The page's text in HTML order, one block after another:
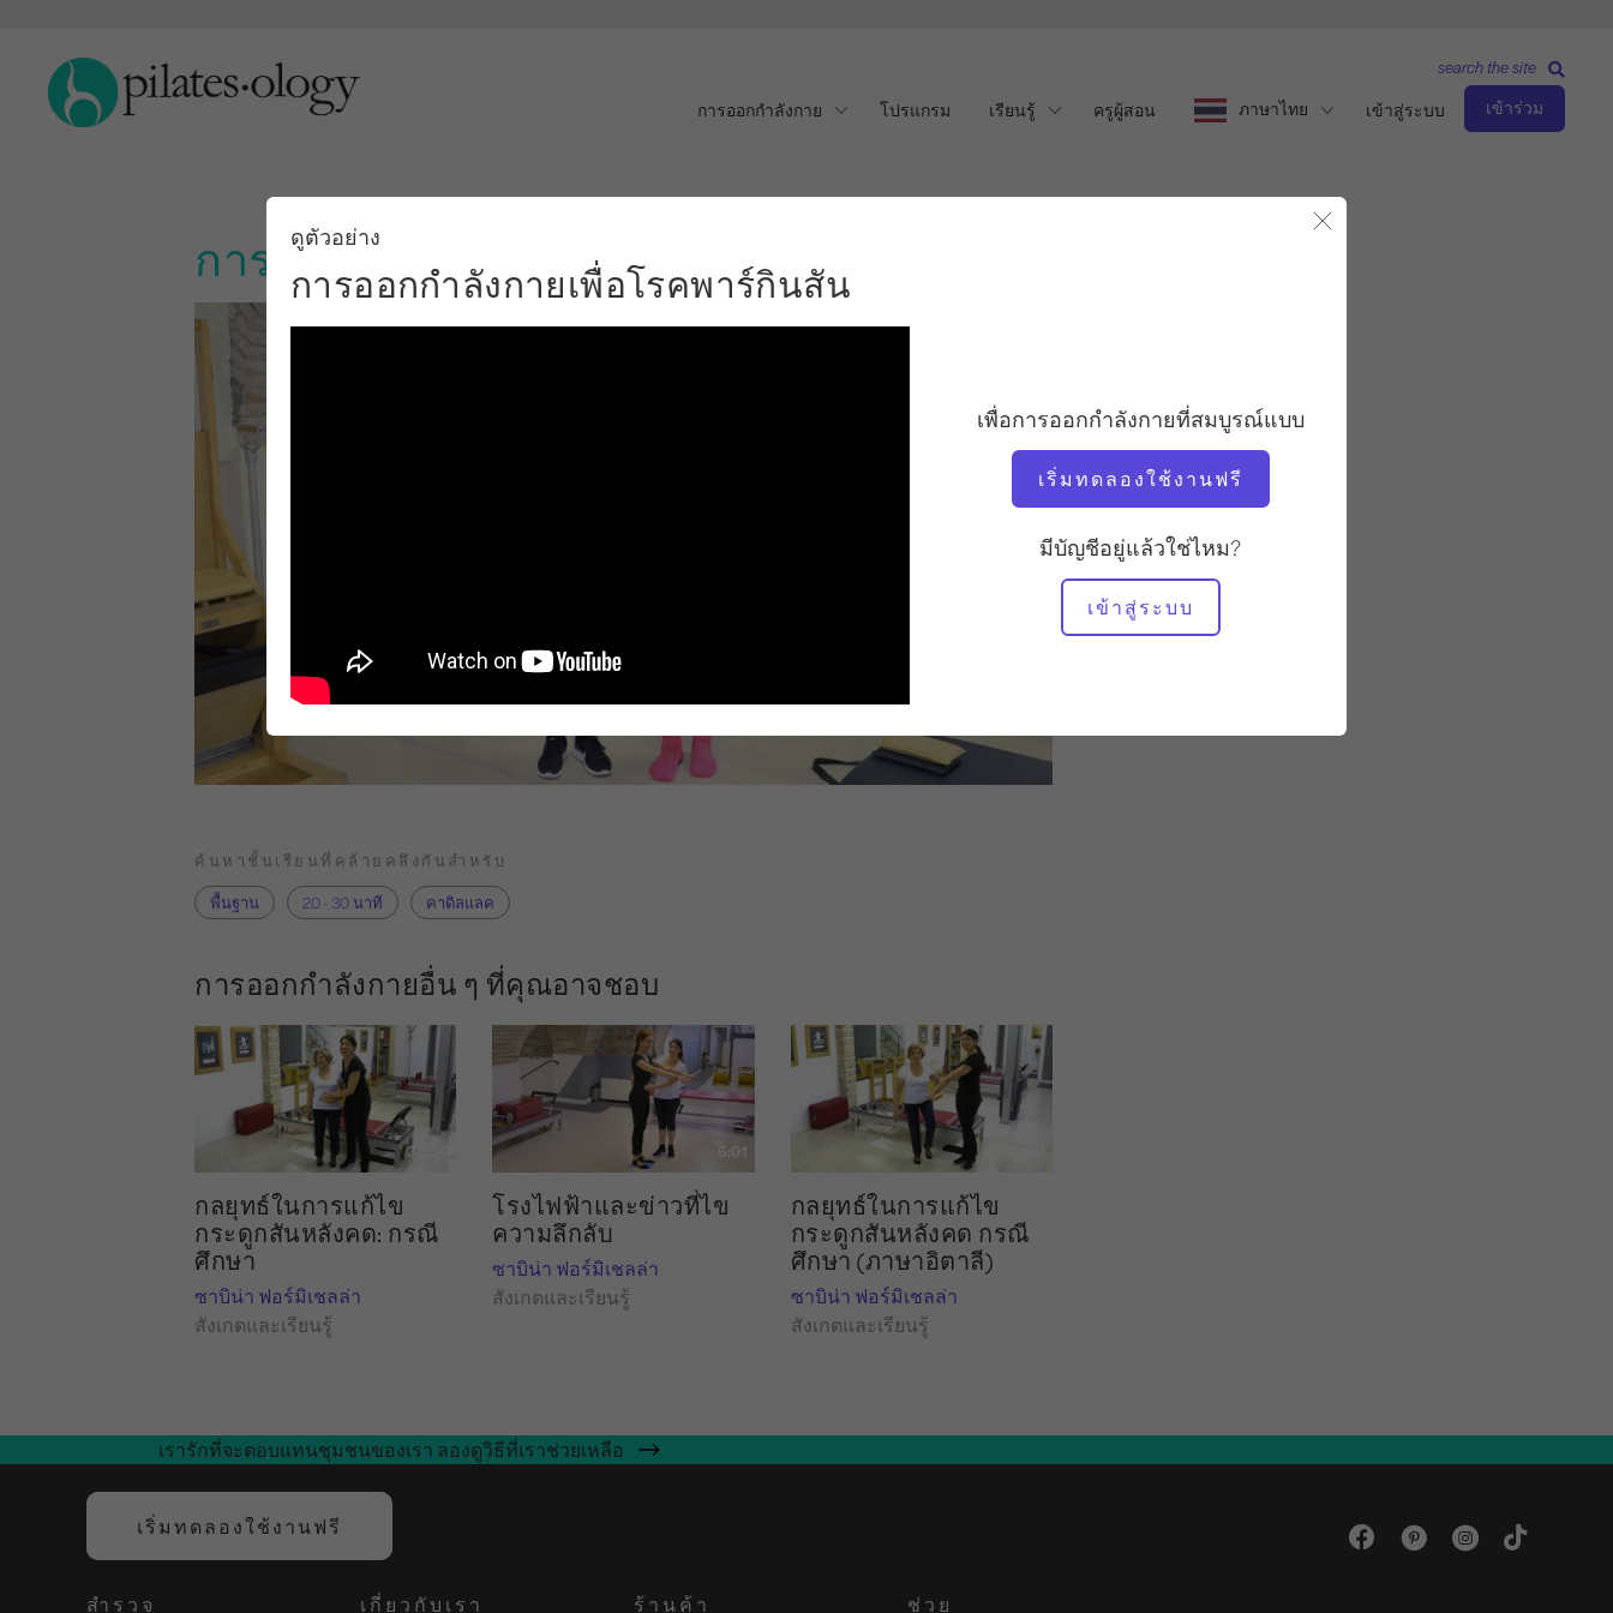
การออกกำลังกาย โปรแกรม เรียนรู้ ครูผู้สอน ภาษาไทย เข้าสู่ระบบ เข้าร่วม
search the site
การออกกำลังกายเพื่อโรคพาร์กินสัน
ดูตัวอย่าง
การออกกำลังกายเพื่อโรคพาร์กินสัน
เพื่อการออกกำลังกายที่สมบูรณ์แบบ
เริ่มทดลองใช้งานฟรี
มีบัญชีอยู่แล้วใช่ไหม?
เข้าสู่ระบบ
ซาบิน่า ฟอร์มิเชลล่า
จังหวะการออกกำลังกาย
ช้า
อุปกรณ์ที่ต้องใช้
ค้นหาชั้นเรียนที่คล้ายคลึงกันสำหรับ
พื้นฐาน
20 - 30 นาที คาดิลแลค
การออกกำลังกายอื่น ๆ ที่คุณอาจชอบ
38:36
กลยุทธ์ในการแก้ไข
กระดูกสันหลังคด: กรณี
ศึกษา
ซาบิน่า ฟอร์มิเชลล่า
สังเกตและเรียนรู้
6:01
โรงไฟฟ้าและข่าวที่ไข
ความลึกลับ
ซาบิน่า ฟอร์มิเชลล่า
สังเกตและเรียนรู้
กลยุทธ์ในการแก้ไข
กระดูกสันหลังคด กรณี
ศึกษา (ภาษาอิตาลี)
ซาบิน่า ฟอร์มิเชลล่า
สังเกตและเรียนรู้
เรารักที่จะตอบแทนชุมชนของเรา ลองดูวิธีที่เราช่วยเหลือ
เริ่มทดลองใช้งานฟรี
สำรวจ เกี่ยวกับเรา ร้านค้า ช่วย